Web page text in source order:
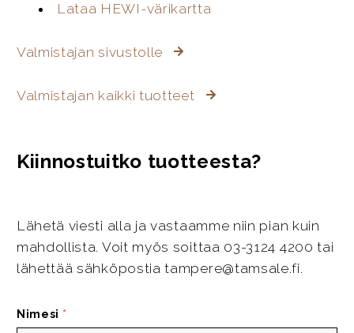
Lataa HEWI-värikartta
Valmistajan sivustolle
Valmistajan kaikki tuotteet
Kiinnostuitko tuotteesta?
Lähetä viesti alla ja vastaamme niin pian kuin
mahdollista. Voit myös soittaa 03-3124 4200 tai
lähettää sähköpostia tampere@tamsale.fi.
Nimesi *